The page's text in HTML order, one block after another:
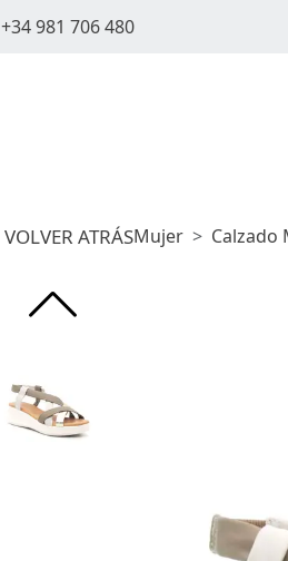
+34 981 706 480
VOLVER ATRÁSMujer Calzado